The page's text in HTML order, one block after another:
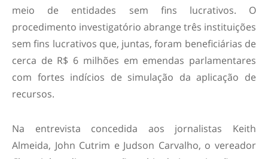
meio de entidades sem fins lucrativos. O
procedimento investigatório abrange três instituições
sem fins lucrativos que, juntas, foram beneficiárias de
cerca de R$ 6 milhões em emendas parlamentares
com fortes indícios de simulação da aplicação de
recursos.
Na entrevista concedida aos jornalistas Keith
Almeida, John Cutrim e Judson Carvalho, o vereador